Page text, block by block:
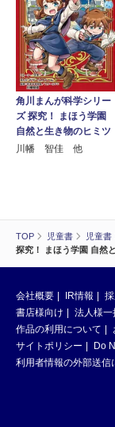
TOP 児童書 児童書
探究！ まほう学園 自然
角川まんが科学シリー
ズ 探究！ まほう学園
自然と生き物のヒミツ
川幡 智佳 他
会社概要 IR情報
書店様向け
法人様一
作品の利用について
サイトポリシー
Do
利用者情報の外部送信